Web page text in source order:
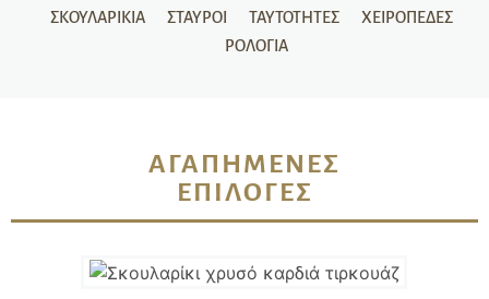
ΣΚΟΥΛΑΡΊΚΙΑ
ΣΤΑΥΡΟΊ ΤΑΥΤΌΤΗΤΕΣ
ΧΕΙΡΟΠΈΔΕΣ
ΡΟΛΌΓΙΑ
ΑΓΑΠΗΜΈΝΕΣ
ΕΠΙΛΟΓΈΣ